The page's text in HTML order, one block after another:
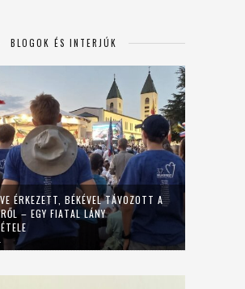
BLOGOK ÉS INTERJÚK
ÉRKEZETT, BÉKÉVEL TÁVOZOTT A
– EGY FIATAL LÁNY